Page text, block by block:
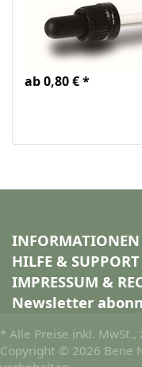
Pipette/
zu
ab 0,80 € *
INFORMATIONEN
HILFE & SUPPORT
IMPRESSUM &
Newsletter
* Alle Preise inkl. MwSt.,
Copyright © 2026 Bene